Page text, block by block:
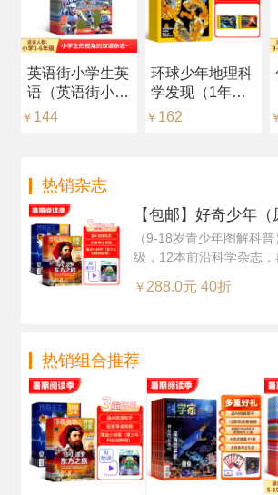
英语街小学生英
语（英语街小学
版）（中英双
￥ 144
环球少年地理科
学发现（1年共
12期）（杂志订
￥ 162
热销杂志
【包邮】好奇少年
（Science
年共12期24本，科
+赠送AI阅读助手
（9-18岁青少年图解科
级，12本前沿科学杂志，
￥288.0元 40折
热销组合推荐